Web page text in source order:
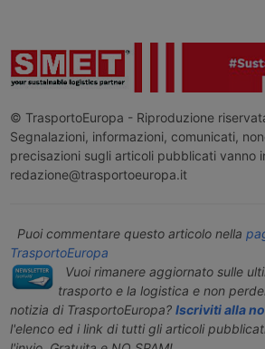
© TrasportoEuropa - Riproduzione
Segnalazioni, informazioni, comunicati,
precisazioni sugli articoli pubblicati vanno
redazione@trasportoeuropa.it
Puoi commentare questo articolo nella
TrasportoEuropa
Vuoi rimanere aggiornato sulle
trasporto e la logistica e non
notizia di TrasportoEuropa? Iscriviti alla
l'elenco ed i link di tutti gli articoli